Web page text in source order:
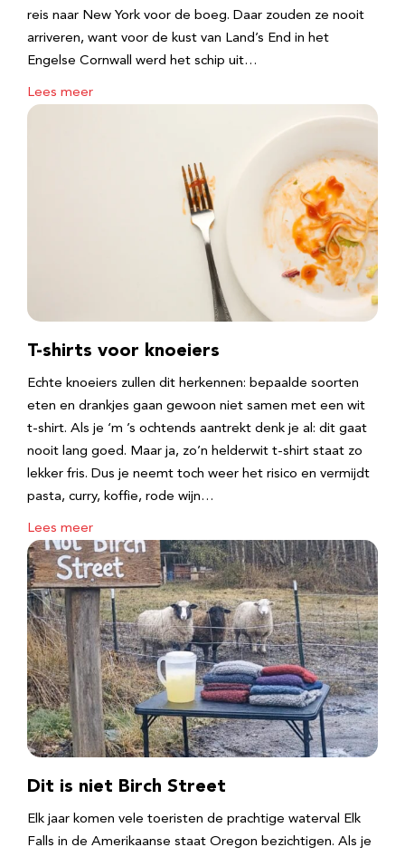
reis naar New York voor de boeg. Daar zouden ze nooit
arriveren, want voor de kust van Land’s End in het
Engelse Cornwall werd het schip uit…
Lees meer
T-shirts voor knoeiers
Echte knoeiers zullen dit herkennen: bepaalde soorten
eten en drankjes gaan gewoon niet samen met een wit
t-shirt. Als je ‘m ’s ochtends aantrekt denk je al: dit gaat
nooit lang goed. Maar ja, zo’n helderwit t-shirt staat zo
lekker fris. Dus je neemt toch weer het risico en vermijdt
pasta, curry, koffie, rode wijn…
Lees meer
Dit is niet Birch Street
Elk jaar komen vele toeristen de prachtige waterval Elk
Falls in de Amerikaanse staat Oregon bezichtigen. Als je